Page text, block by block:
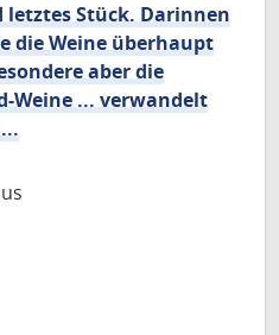
letztes Stück. Darinnen
die Weine überhaupt
aber die
Weine ... verwandelt